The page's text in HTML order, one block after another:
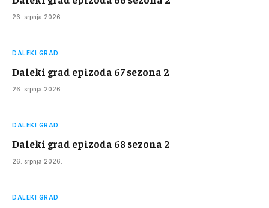
26. srpnja 2026.
DALEKI GRAD
Daleki grad epizoda 67 sezona 2
26. srpnja 2026.
DALEKI GRAD
Daleki grad epizoda 68 sezona 2
26. srpnja 2026.
DALEKI GRAD